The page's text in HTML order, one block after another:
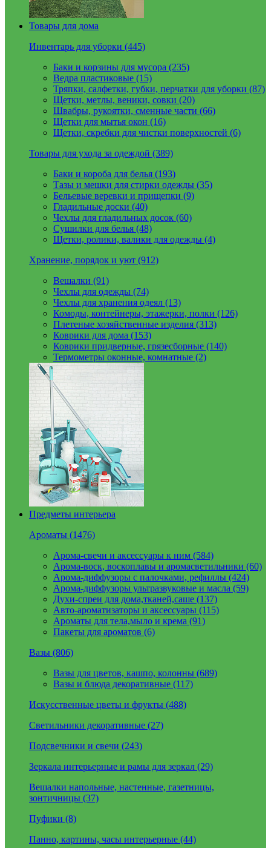
Товары для дома
Инвентарь для уборки (445)
Баки и корзины для мусора (235)
Ведра пластиковые (15)
Тряпки, салфетки, губки, перчатки для уборки (87)
Щетки, метлы, веники, совки (20)
Швабры, рукоятки, сменные части (66)
Щетки для мытья окон (16)
Щетки, скребки для чистки поверхностей (6)
Товары для ухода за одеждой (389)
Баки и короба для белья (193)
Тазы и мешки для стирки одежды (35)
Бельевые веревки и прищепки (9)
Гладильные доски (40)
Чехлы для гладильных досок (60)
Сушилки для белья (48)
Щетки, ролики, валики для одежды (4)
Хранение, порядок и уют (912)
Вешалки (91)
Чехлы для одежды (74)
Чехлы для хранения одеял (13)
Комоды, контейнеры, этажерки, полки (126)
Плетеные хозяйственные изделия (313)
Коврики для дома (153)
Коврики придверные, грязесборные (140)
Термометры оконные, комнатные (2)
Предметы интерьера
Ароматы (1476)
Арома-свечи и аксессуары к ним (584)
Арома-воск, воскоплавы и аромасветильники (60)
Арома-диффузоры с палочками, рефиллы (424)
Арома-диффузоры ультразвуковые и масла (59)
Духи-спреи для дома,тканей,саше (137)
Авто-ароматизаторы и аксессуары (115)
Ароматы для тела,мыло и крема (91)
Пакеты для ароматов (6)
Вазы (806)
Вазы для цветов, кашпо, колонны (689)
Вазы и блюда декоративные (117)
Искусственные цветы и фрукты (488)
Светильники декоративные (27)
Подсвечники и свечи (243)
Зеркала интерьерные и рамы для зеркал (29)
Вешалки напольные, настенные, газетницы,
зонтичницы (37)
Пуфики (8)
Панно, картины, часы интерьерные (44)